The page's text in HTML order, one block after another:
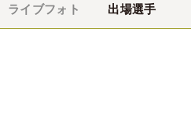
ライブフォト 出場選手